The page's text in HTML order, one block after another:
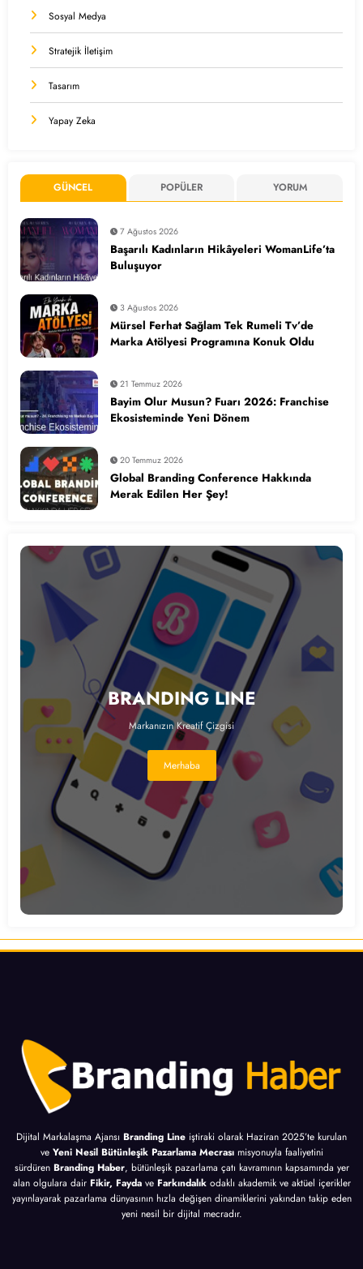
Sosyal Medya
Stratejik İletişim
Tasarım
Yapay Zeka
GÜNCEL POPÜLER YORUM
7 Ağustos 2026
Başarılı Kadınların Hikâyeleri WomanLife’ta
Buluşuyor
3 Ağustos 2026
Mürsel Ferhat Sağlam Tek Rumeli Tv’de
Marka Atölyesi Programına Konuk Oldu
21 Temmuz 2026
Bayim Olur Musun? Fuarı 2026: Franchise
Ekosisteminde Yeni Dönem
20 Temmuz 2026
Global Branding Conference Hakkında
Merak Edilen Her Şey!
BRANDING LINE
Markanızın Kreatif Çizgisi
Merhaba
Dijital Markalaşma Ajansı Branding Line iştiraki olarak Haziran 2025’te kurulan
ve Yeni Nesil Bütünleşik Pazarlama Mecrası misyonuyla faaliyetini
sürdüren Branding Haber, bütünleşik pazarlama çatı kavramının kapsamında yer
alan olgulara dair Fikir, Fayda ve Farkındalık odaklı akademik ve aktüel içerikler
yayınlayarak pazarlama dünyasının hızla değişen dinamiklerini yakından takip eden
yeni nesil bir dijital mecradır.